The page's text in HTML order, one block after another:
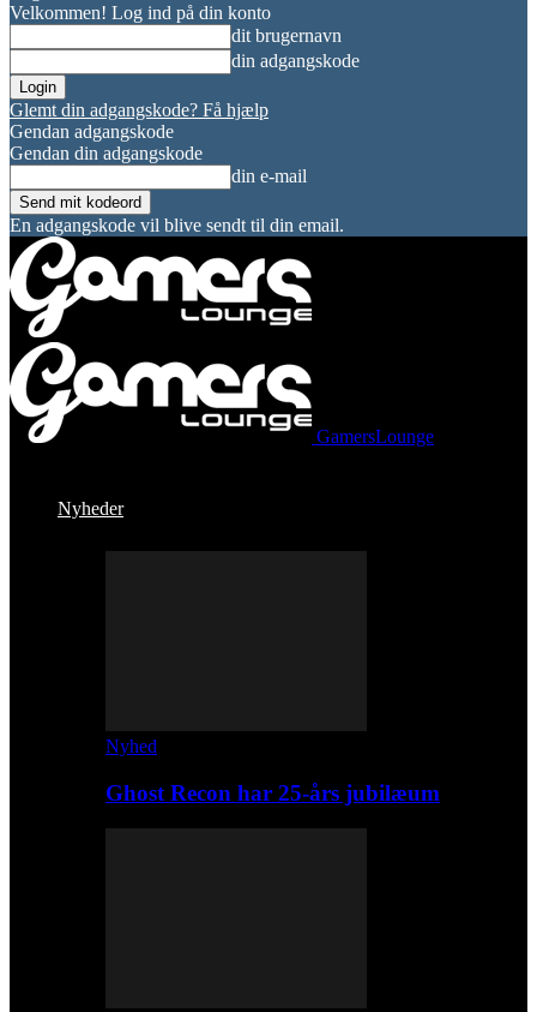
Velkommen! Log ind på din konto
dit brugernavn
din adgangskode
Glemt din adgangskode? Få hjælp
Gendan adgangskode
Gendan din adgangskode
din e-mail
En adgangskode vil blive sendt til din email.
GamersLounge
Nyheder
Nyhed
Ghost Recon har 25-års jubilæum